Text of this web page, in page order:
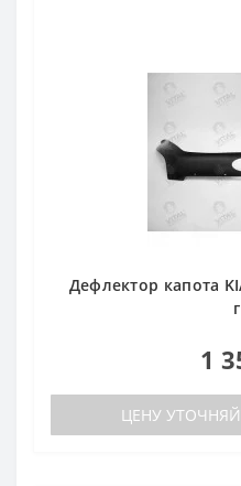
Дефлектор капота
1
ЦЕНУ